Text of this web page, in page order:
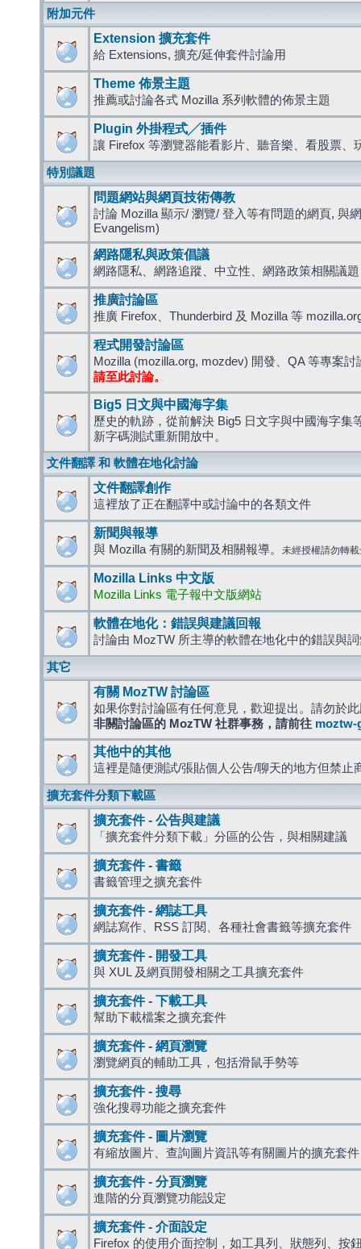
附加元件
Extension 擴充套件
給 Extensions, 擴充/延伸套件討論用
Theme 佈景主題
推薦或討論各式 Mozilla 系列軟體的佈景主題
Plugin 外掛程式╱插件
讓 Firefox 等瀏覽器能看影片、聽音樂、看股票、
特別議題
問題網站與網頁技術傳教
討論 Mozilla 顯示/ 瀏覽/ 登入等有問題的網頁, 與
Evangelism)
網路隱私與政策倡議
網路隱私、網路追蹤、中立性、網路政策相關議題
推廣討論區
推廣 Firefox、Thunderbird 及 Mozilla 等
程式開發討論區
Mozilla (mozilla.org, mozdev) 開發、QA 等專案討
請至此討論。
Big5 日文與中國海字集
歷史的軌跡，從前解決 Big5 日文字與中國海字集
新字碼測試重新開放中。
文件翻譯 和 軟體在地化討論
文件翻譯創作
這裡放了正在翻譯中或討論中的各類文件
新聞與報導
與 Mozilla 有關的新聞及相關報導。 未經授權請勿轉
Mozilla Links 中文版
Mozilla Links 電子報中文版網站
軟體在地化：錯誤與建議回報
討論由 MozTW 所主導的軟體在地化中的錯誤與
其它
有關 MozTW 討論區
如果你對討論區有任何意見，歡迎提出。請勿於
非關討論區的 MozTW 社群事務，請前往 moztw-
其他中的其他
這裡是隨便測試/張貼個人公告/聊天的地方但禁止
擴充套件分類下載區
擴充套件 - 公告與建議
「擴充套件分類下載」分區的公告，與相關建議
擴充套件 - 書籤
書籤管理之擴充套件
擴充套件 - 網誌工具
網誌寫作、RSS 訂閱、各種社會書籤等擴充套件
擴充套件 - 開發工具
與 XUL 及網頁開發相關之工具擴充套件
擴充套件 - 下載工具
幫助下載檔案之擴充套件
擴充套件 - 網頁瀏覽
瀏覽網頁的輔助工具，包括滑鼠手勢等
擴充套件 - 搜尋
強化搜尋功能之擴充套件
擴充套件 - 圖片瀏覽
有縮放圖片、查詢圖片資訊等有關圖片的擴充套件
擴充套件 - 分頁瀏覽
進階的分頁瀏覽功能設定
擴充套件 - 介面設定
Firefox 的使用介面控制，如工具列、狀態列、按